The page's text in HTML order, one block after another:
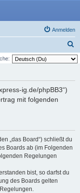
Anmelden
u
ig.de/phpBB3“)
mit folgenden
„das Board“) schließt du
Boards ab (im Folgenden
Regelungen
bist, so darfst du
des Boards gelten